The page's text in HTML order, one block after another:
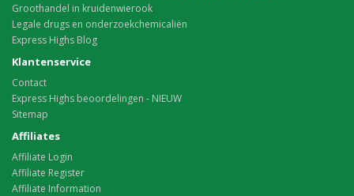
Groothandel in kruidenwierook
Legale drugs en onderzoekchemicaliën
Express Highs Blog
Klantenservice
Contact
Express Highs beoordelingen - NIEUW
Sitemap
Affiliates
Affiliate Login
Affiliate Register
Affiliate Information